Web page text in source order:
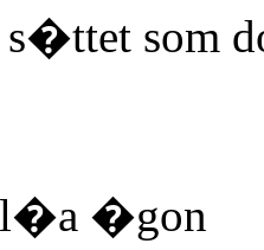
som
�gon